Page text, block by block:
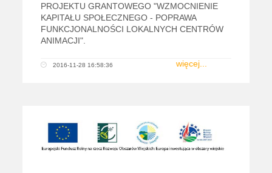
PROJEKTU GRANTOWEGO "WZMOCNIENIE
KAPITAŁU SPOŁECZNEGO - POPRAWA
FUNKCJONALNOŚCI LOKALNYCH CENTRÓW
ANIMACJI".
więcej...
2016-11-28 16:58:36